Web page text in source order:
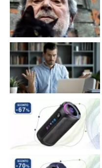
RECENSIONI